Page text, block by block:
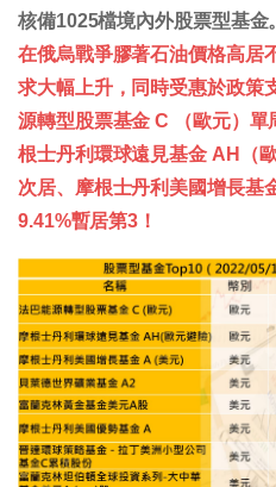
核備1025檔境內外股票型基金
在俄烏戰爭膠著石油價格高居
求大幅上升，同時受惠於政策
源轉型股票基金 C （歐元）
根士丹利環球遠見基金 AH（
次居、摩根士丹利美國增長基
9.41%暫居第3！